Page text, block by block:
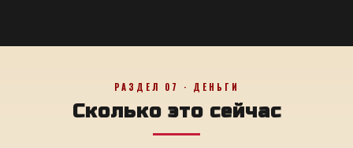
РАЗДЕЛ 07 · ДЕНЬГИ
Сколько это сейчас